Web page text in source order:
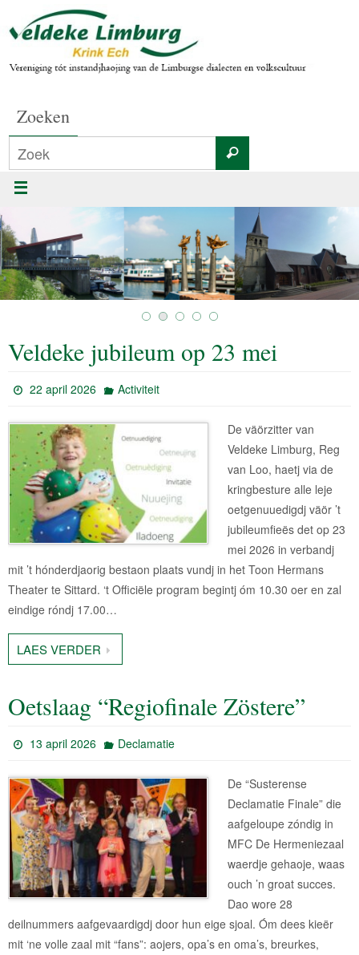
Zoeken
Veldeke jubileum op 23 mei
22 april 2026 Activiteit
De väörzitter van
Veldeke Limburg, Reg
van Loo, haetj via de
kringbesture alle leje
oetgenuuedigdj väör ’t
jubileumfieës det op 23
mei 2026 in verbandj
mit ’t hónderdjaorig bestaon plaats vundj in het Toon Hermans
Theater te Sittard. ‘t Officiële program begintj óm 10.30 oer en zal
eindige róndj 17.00…
LAES VERDER
Oetslaag “Regiofinale Zöstere”
13 april 2026 Declamatie
De “Susterense
Declamatie Finale” die
aafgeloupe zóndig in
MFC De Hermeniezaal
waerdje gehaoje, waas
ouch ’n groat succes.
Dao wore 28
deilnummers aafgevaardigdj door hun eige sjoal. Óm dees kieër
mit ‘ne volle zaal mit “fans”: aojers, opa’s en oma’s, breurkes,